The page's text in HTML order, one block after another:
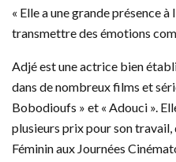
« Elle a une grande présence
transmettre des émotions
Adjé est une actrice bien
dans de nombreux films et
Bobodioufs » et « Adouci ».
plusieurs prix pour son
Féminin aux Journées